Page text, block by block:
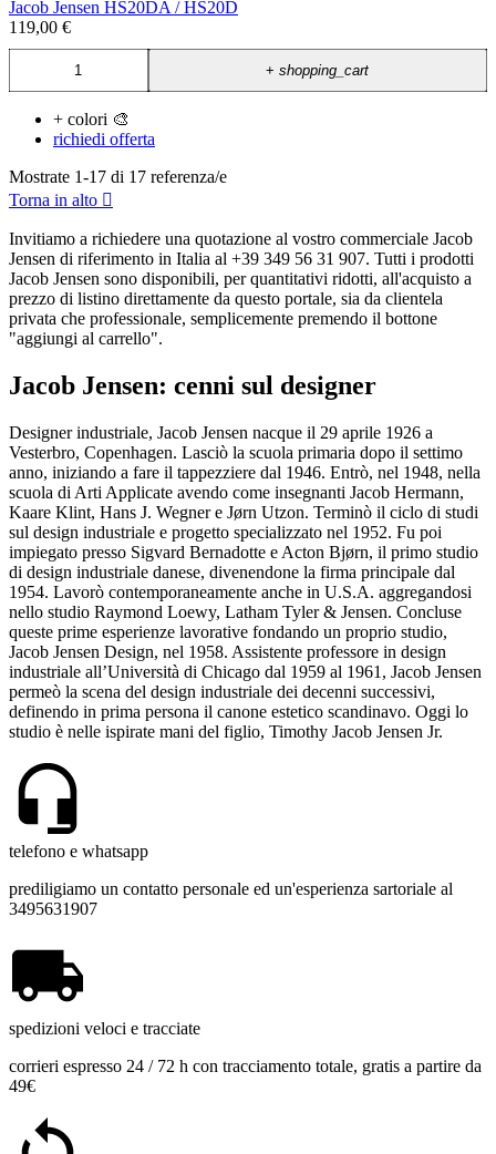
Jacob Jensen HS20DA / HS20D
119,00 €
+shopping_cart
+ colori 🎨
richiedi offerta
Mostrate 1-17 di 17 referenza/e
Torna in alto 
Invitiamo a richiedere una quotazione al vostro commerciale Jacob
Jensen di riferimento in Italia al +39 349 56 31 907. Tutti i prodotti
Jacob Jensen sono disponibili, per quantitativi ridotti, all'acquisto a
prezzo di listino direttamente da questo portale, sia da clientela
privata che professionale, semplicemente premendo il bottone
"aggiungi al carrello".
Jacob Jensen: cenni sul designer
Designer industriale, Jacob Jensen nacque il 29 aprile 1926 a
Vesterbro, Copenhagen. Lasciò la scuola primaria dopo il settimo
anno, iniziando a fare il tappezziere dal 1946. Entrò, nel 1948, nella
scuola di Arti Applicate avendo come insegnanti Jacob Hermann,
Kaare Klint, Hans J. Wegner e Jørn Utzon. Terminò il ciclo di studi
sul design industriale e progetto specializzato nel 1952. Fu poi
impiegato presso Sigvard Bernadotte e Acton Bjørn, il primo studio
di design industriale danese, divenendone la firma principale dal
1954. Lavorò contemporaneamente anche in U.S.A. aggregandosi
nello studio Raymond Loewy, Latham Tyler & Jensen. Concluse
queste prime esperienze lavorative fondando un proprio studio,
Jacob Jensen Design, nel 1958. Assistente professore in design
industriale all’Università di Chicago dal 1959 al 1961, Jacob Jensen
permeò la scena del design industriale dei decenni successivi,
definendo in prima persona il canone estetico scandinavo. Oggi lo
studio è nelle ispirate mani del figlio, Timothy Jacob Jensen Jr.
telefono e whatsapp
prediligiamo un contatto personale ed un'esperienza sartoriale al
3495631907
spedizioni veloci e tracciate
corrieri espresso 24 / 72 h con tracciamento totale, gratis a partire da
49€